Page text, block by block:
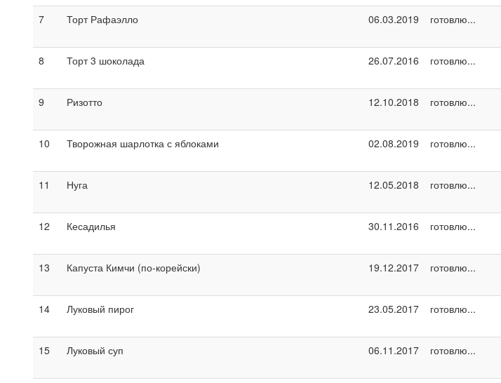
7 Торт Рафаэлло 06.03.2019 готовлю...
8 Торт 3 шоколада 26.07.2016 готовлю...
9 Ризотто 12.10.2018 готовлю...
10 Творожная шарлотка с яблоками 02.08.2019 готовлю...
11 Нуга 12.05.2018 готовлю...
12 Кесадилья 30.11.2016 готовлю...
13 Капуста Кимчи (по-корейски) 19.12.2017 готовлю...
14 Луковый пирог 23.05.2017 готовлю...
15 Луковый суп 06.11.2017 готовлю...